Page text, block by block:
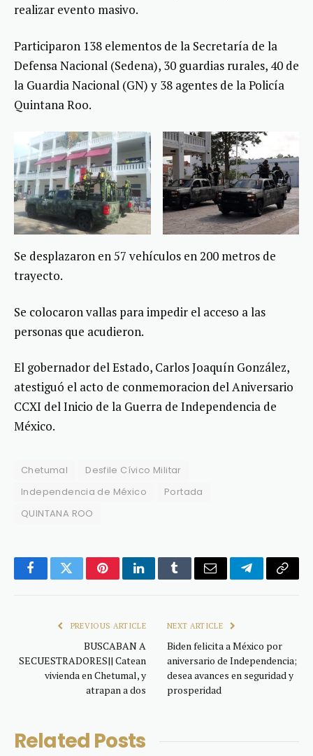
realizar evento masivo.
Participaron 138 elementos de la Secretaría de la
Defensa Nacional (Sedena), 30 guardias rurales, 40 de
la Guardia Nacional (GN) y 38 agentes de la Policía
Quintana Roo.
Se desplazaron en 57 vehículos en 200 metros de
trayecto.
Se colocaron vallas para impedir el acceso a las
personas que acudieron.
El gobernador del Estado, Carlos Joaquín González,
atestiguó el acto de conmemoracion del Aniversario
CCXI del Inicio de la Guerra de Independencia de
México.
Chetumal
Desfile Cívico Militar
Independencia de México
Portada
QUINTANA ROO
FacebookTwitterPinterestLinkedInTumblrEmail TelegramCopy
PREVIOUS ARTICLE
BUSCABAN A
SECUESTRADORES|| Catean
vivienda en Chetumal, y
atrapan a dos
NEXT ARTICLE
Biden felicita a México por
aniversario de Independencia;
desea avances en seguridad y
prosperidad
Related Posts